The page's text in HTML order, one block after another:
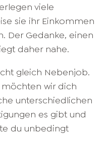
viele
sie ihr Einkommen
Der Gedanke, einen
daher nahe.
gleich Nebenjob.
wir dich
unterschiedlichen
es gibt und
du unbedingt